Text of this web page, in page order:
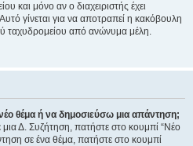
και μόνο αν ο διαχειριστής έχει
γίνεται για να αποτραπεί η κακόβουλη
ταχυδρομείου από ανώνυμα μέλη.
θέμα ή να δημοσιεύσω μια απάντηση;
μια Δ. Συζήτηση, πατήστε στο κουμπί “Νέο
σε ένα θέμα, πατήστε στο κουμπί